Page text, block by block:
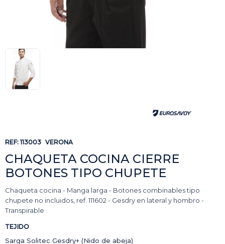
REF: 113003 VERONA
CHAQUETA COCINA CIERRE
BOTONES TIPO CHUPETE
Chaqueta cocina - Manga larga - Botones combinables tipo
chupete no incluidos, ref. 111602 - Gesdry en lateral y hombro -
Transpirable
TEJIDO
Sarga Solitec Gesdry+ (Nido de abeja)